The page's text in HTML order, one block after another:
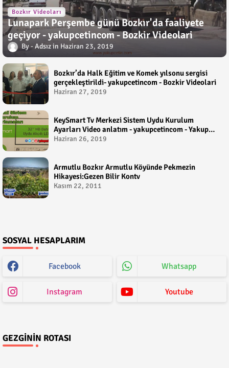
Bozkır Videoları
Lunapark Perşembe günü Bozkır'da faaliyete
geçiyor - yakupcetincom - Bozkir Videolari
Adsız Haziran 23, 2019
Bozkır’da Halk Eğitim ve Komek yılsonu sergisi
gerçekleştirildi- yakupcetincom - Bozkir Videolari
Haziran 27, 2019
KeySmart Tv Merkezi Sistem Uydu Kurulum
Ayarları Video anlatım - yakupcetincom - Yakup
Çetin
Haziran 26, 2019
Armutlu Bozkır Armutlu Köyünde Pekmezin
Hikayesi:Gezen Bilir Kontv
Kasım 22, 2011
SOSYAL HESAPLARIM
Facebook Whatsapp
Instagram Youtube
GEZGININ ROTASI